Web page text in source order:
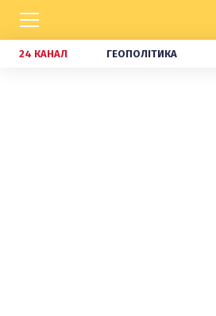
24 КАНАЛ ГЕОПОЛІТИКА